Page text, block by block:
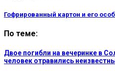
Гофрированный картон и его
По теме:
Двое погибли на вечеринке в
человек отравились